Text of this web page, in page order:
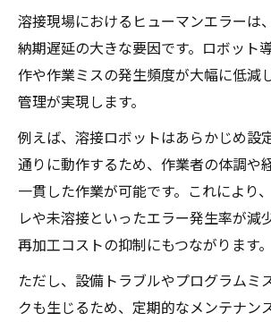
溶接現場におけるヒューマンエラーは
納期遅延の大きな要因です。ロボット
作や作業ミスの発生頻度が大幅に低減
管理が実現します。
例えば、溶接ロボットはあらかじめ設
通りに動作するため、作業者の体調や
一貫した作業が可能です。これにより
レや未溶接といったエラー発生率が減
再加工コストの抑制にもつながります。
ただし、設備トラブルやプログラムミ
クも生じるため、定期的なメンテナン